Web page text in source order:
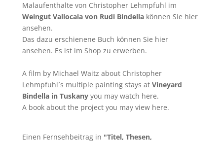
Malaufenthalte von Christopher Lehmpfuhl im
Weingut Vallocaia von Rudi Bindellakönnen Sie hier
ansehen.
Das dazu erschienene Buch können Sie hier
ansehen. Es ist im Shop zu erwerben.
A film by Michael Waitz about Christopher
Lehmpfuhl´s multiple painting stays at Vineyard
Bindella in Tuskanyyou may watch here.
A book about the project you may view here.
Einen Fernsehbeitrag in "Titel, Thesen,